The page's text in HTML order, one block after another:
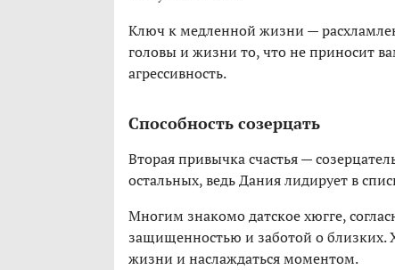
Ключ к медленной жизни —
головы и жизни то, что не приносит
агрессивность.
Способность созерцать
Вторая привычка счастья —
остальных, ведь Дания лидирует в
Многим знакомо датское хюгге,
защищенностью и заботой о близких.
жизни и наслаждаться моментом.